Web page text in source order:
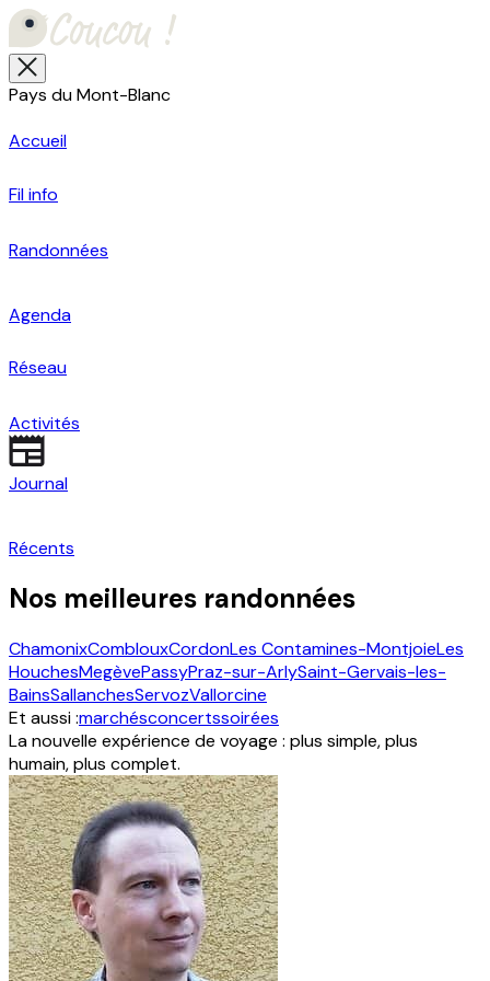
Pays du Mont-Blanc
Accueil
Fil info
Randonnées
Agenda
Réseau
Activités
Journal
Récents
Nos meilleures randonnées
ChamonixComblouxCordonLes Contamines-MontjoieLes
HouchesMegèvePassyPraz-sur-ArlySaint-Gervais-les-
BainsSallanchesServozVallorcine
Et aussi :marchésconcertssoirées
La nouvelle expérience de voyage : plus simple, plus
humain, plus complet.